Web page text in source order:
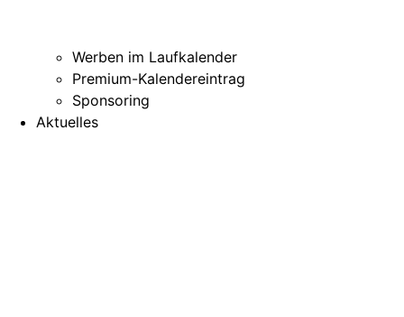
Werben im Laufkalender
Premium-Kalendereintrag
Sponsoring
Aktuelles